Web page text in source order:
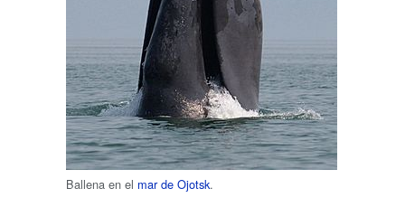
Ballena en el mar de Ojotsk.